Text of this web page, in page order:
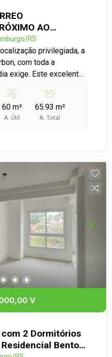
AO
HAMBURGO
RS
privilegiada, a
com toda a
exige. Este excelente
amplos e muito
conforto em
comodidade. A
dos ambientes
mais agradável. O
playground e uma
qualidade de
perfeita para
conforto e uma
Novo Hamburgo.
conhecer seu novo lar!
60 m²
A. Útil
65.93 m²
A. Total
V
2 Dormitórios
Bento